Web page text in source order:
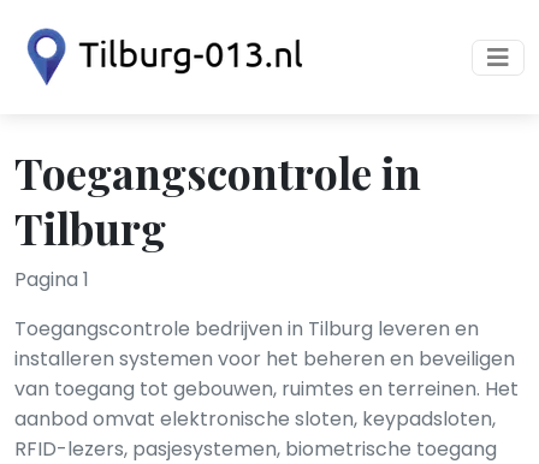
Toegangscontrole in
Tilburg
Pagina 1
Toegangscontrole bedrijven in Tilburg leveren en
installeren systemen voor het beheren en beveiligen
van toegang tot gebouwen, ruimtes en terreinen. Het
aanbod omvat elektronische sloten, keypadsloten,
RFID-lezers, pasjesystemen, biometrische toegang